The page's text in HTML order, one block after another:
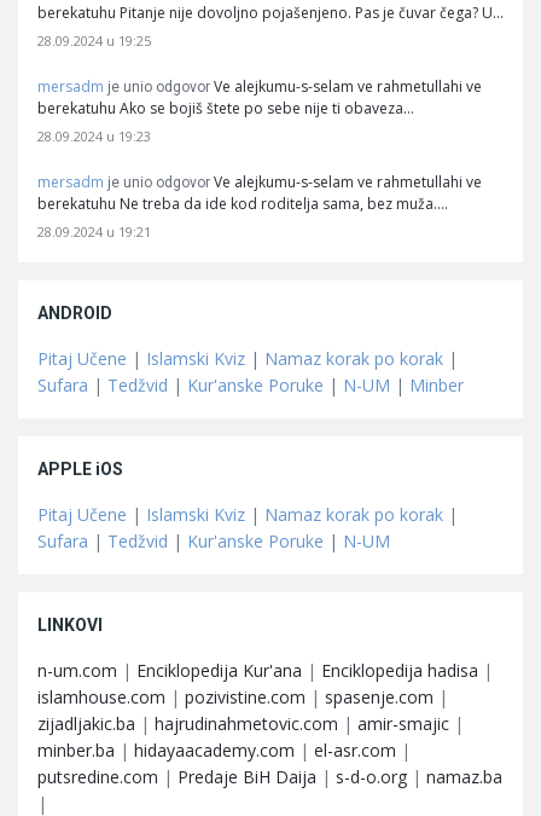
berekatuhu Pitanje nije dovoljno pojašenjeno. Pas je čuvar čega? U…
28.09.2024 u 19:25
mersadm je unio odgovor Ve alejkumu-s-selam ve rahmetullahi ve
berekatuhu Ako se bojiš štete po sebe nije ti obaveza…
28.09.2024 u 19:23
mersadm je unio odgovor Ve alejkumu-s-selam ve rahmetullahi ve
berekatuhu Ne treba da ide kod roditelja sama, bez muža.…
28.09.2024 u 19:21
ANDROID
Pitaj Učene | Islamski Kviz | Namaz korak po korak |
Sufara | Tedžvid | Kur'anske Poruke | N-UM | Minber
APPLE iOS
Pitaj Učene | Islamski Kviz | Namaz korak po korak |
Sufara | Tedžvid | Kur'anske Poruke | N-UM
LINKOVI
n-um.com | Enciklopedija Kur'ana | Enciklopedija hadisa |
islamhouse.com | pozivistine.com | spasenje.com |
zijadljakic.ba | hajrudinahmetovic.com | amir-smajic |
minber.ba | hidayaacademy.com | el-asr.com |
putsredine.com | Predaje BiH Daija | s-d-o.org | namaz.ba
|